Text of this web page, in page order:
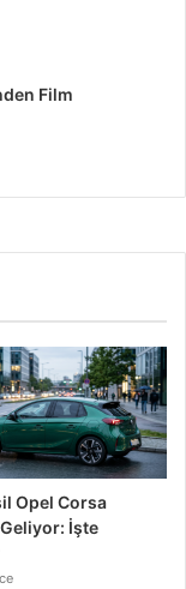
Film
Opel Corsa
Geliyor: İşte